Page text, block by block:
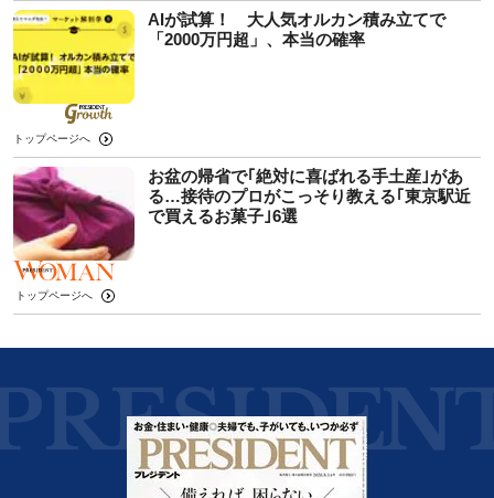
AIが試算！ 大人気オルカン積み立てで
「2000万円超」、本当の確率
トップページへ
お盆の帰省で｢絶対に喜ばれる手土産｣があ
る…接待のプロがこっそり教える｢東京駅近
で買えるお菓子｣6選
トップページへ